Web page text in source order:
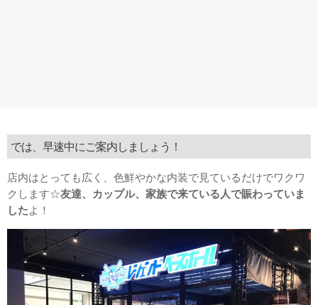
では、早速中にご案内しましょう！
店内はとっても広く、色鮮やかな内装で見ているだけでワクワ
クします☆友達、カップル、家族で来ている人で賑わっていま
したよ！